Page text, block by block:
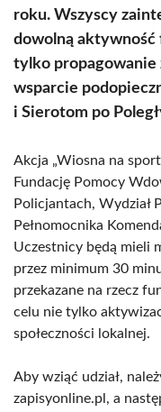
roku. Wszyscy
dowolną aktywność
tylko propagowanie
wsparcie
i Sierotom po
Akcja „Wiosna na
Fundację Pomocy
Policjantach, Wydział
Pełnomocnika
Uczestnicy będą mieli
przez minimum 30
przekazane na rzecz
celu nie tylko
społeczności lokalnej.
Aby wziąć udział,
zapisyonline.pl, a